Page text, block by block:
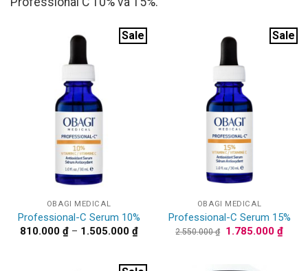
Sale
OBAGI MEDICAL
Professional-C Serum 10%
810.000 ₫ – 1.505.000 ₫Khoảng
giá:
Sale
OBAGI MEDICAL
Professional-C Serum 15%
2.550.000₫ Giá
1.785.000 ₫Giá
hiện